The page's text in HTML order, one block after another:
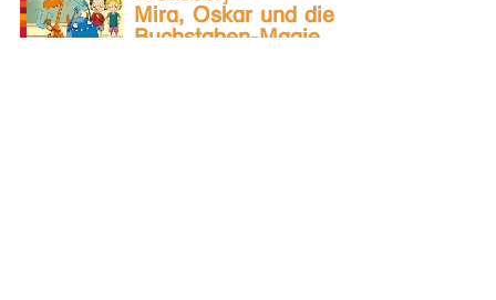
Mira, Oskar und die
Buchstaben-Magie